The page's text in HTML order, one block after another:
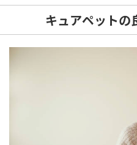
キュアペットの